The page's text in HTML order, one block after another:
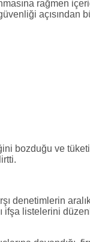
rağmen
açısından
bozduğu ve
denetimlerin
ifşa listelerini